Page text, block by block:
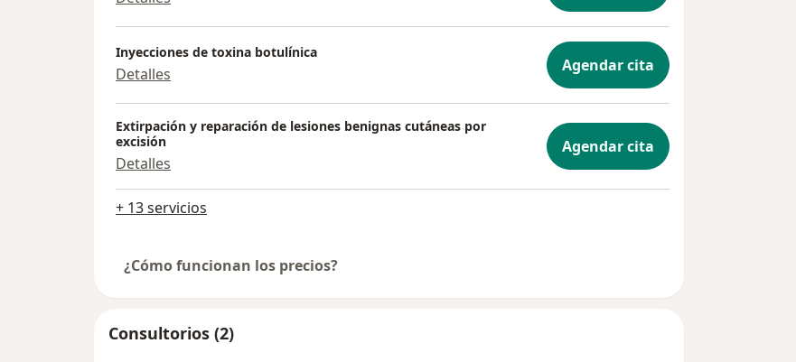
Inyecciones de toxina botulínica
Detalles Agendar cita
Extirpación y reparación de lesiones benignas cutáneas por
excisión
Detalles
Agendar cita
+ 13 servicios
¿Cómo funcionan los precios?
Consultorios (2)